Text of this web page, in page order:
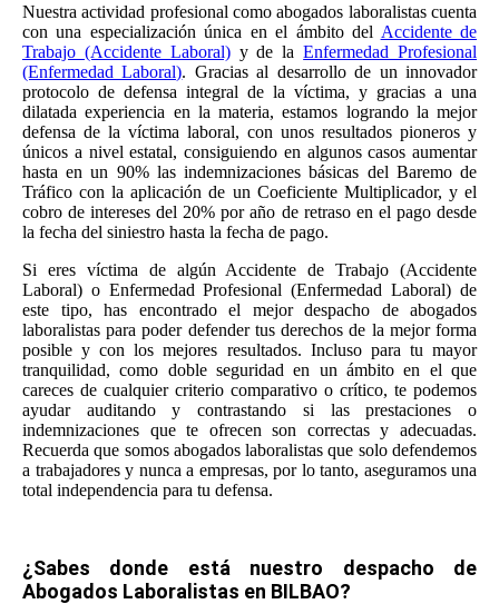
Nuestra actividad profesional como abogados laboralistas cuenta
con una especialización única en el ámbito del Accidente de
Trabajo (Accidente Laboral)y de laEnfermedad Profesional
(Enfermedad Laboral). Gracias al desarrollo de un innovador
protocolo de defensa integral de la víctima, y gracias a una
dilatada experiencia en la materia, estamos logrando la mejor
defensa de la víctima laboral, con unos resultados pioneros y
únicos a nivel estatal, consiguiendo en algunos casos aumentar
hasta en un 90% las indemnizaciones básicas del Baremo de
Tráfico con la aplicación de un Coeficiente Multiplicador, y el
cobro de intereses del 20% por año de retraso en el pago desde
la fecha del siniestro hasta la fecha de pago.
Si eres víctima de algún Accidente de Trabajo (Accidente
Laboral) o Enfermedad Profesional (Enfermedad Laboral) de
este tipo, has encontrado el mejor despacho de abogados
laboralistas para poder defender tus derechos de la mejor forma
posible y con los mejores resultados. Incluso para tu mayor
tranquilidad, como doble seguridad en un ámbito en el que
careces de cualquier criterio comparativo o crítico, te podemos
ayudar auditando y contrastando si las prestaciones o
indemnizaciones que te ofrecen son correctas y adecuadas.
Recuerda que somos abogados laboralistas que solo defendemos
a trabajadores y nunca a empresas, por lo tanto, aseguramos una
total independencia para tu defensa.
¿Sabes donde está nuestro despacho de
Abogados Laboralistas en BILBAO?